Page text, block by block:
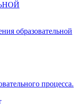
образовательной
процесса.